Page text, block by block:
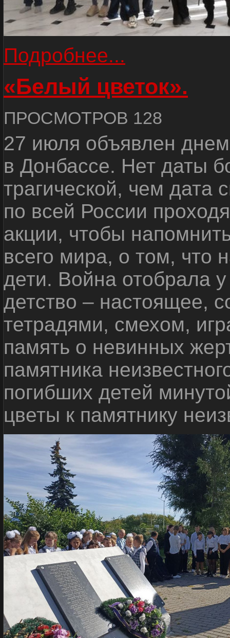
Подробнее...
«Белый цветок».
ПРОСМОТРОВ 128
27 июля объявлен
в Донбассе. Нет даты
трагической, чем дата
по всей России
акции, чтобы
всего мира, о том, что
дети. Война отобрала
детство – настоящее,
тетрадями, смехом,
память о невинных
памятника
погибших детей
цветы к памятнику